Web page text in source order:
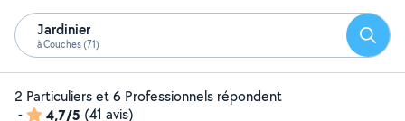
Jardinier
à Couches (71)
2 Particuliers et 6 Professionnels répondent
-
4,7/5 (41 avis)